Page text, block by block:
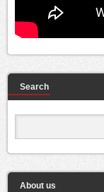
Search
About us